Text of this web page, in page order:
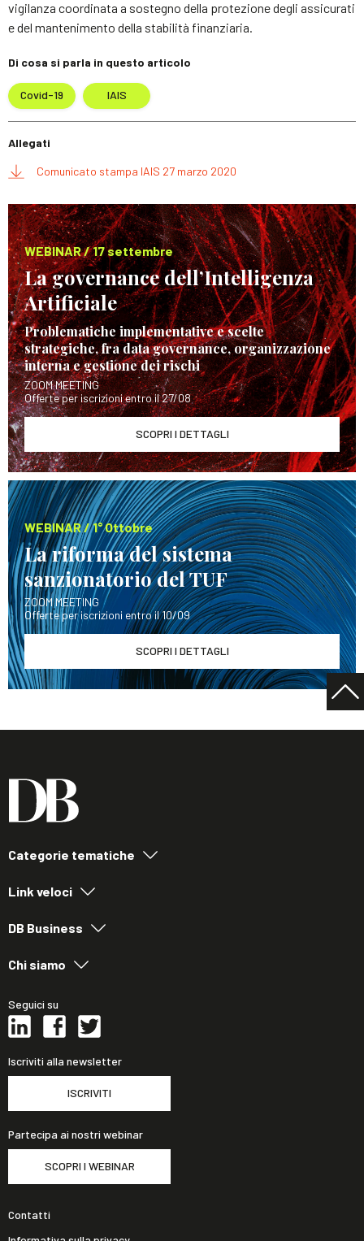
vigilanza coordinata a sostegno della protezione degli assicurati
e del mantenimento della stabilità finanziaria.
Di cosa si parla in questo articolo
Covid-19 IAIS
Allegati
Comunicato stampa IAIS 27 marzo 2020
WEBINAR / 17 settembre
La governance dell’Intelligenza
Artificiale
Problematiche implementative e scelte
strategiche, fra data governance, organizzazione
interna e gestione dei rischi
ZOOM MEETING
Offerte per iscrizioni entro il 27/08
SCOPRI I DETTAGLI
WEBINAR / 1° Ottobre
La riforma del sistema
sanzionatorio del TUF
ZOOM MEETING
Offerte per iscrizioni entro il 10/09
SCOPRI I DETTAGLI
Categorie tematiche
Link veloci
DB Business
Chi siamo
Seguici su
Iscriviti alla newsletter
ISCRIVITI
Partecipa ai nostri webinar
SCOPRI I WEBINAR
Contatti